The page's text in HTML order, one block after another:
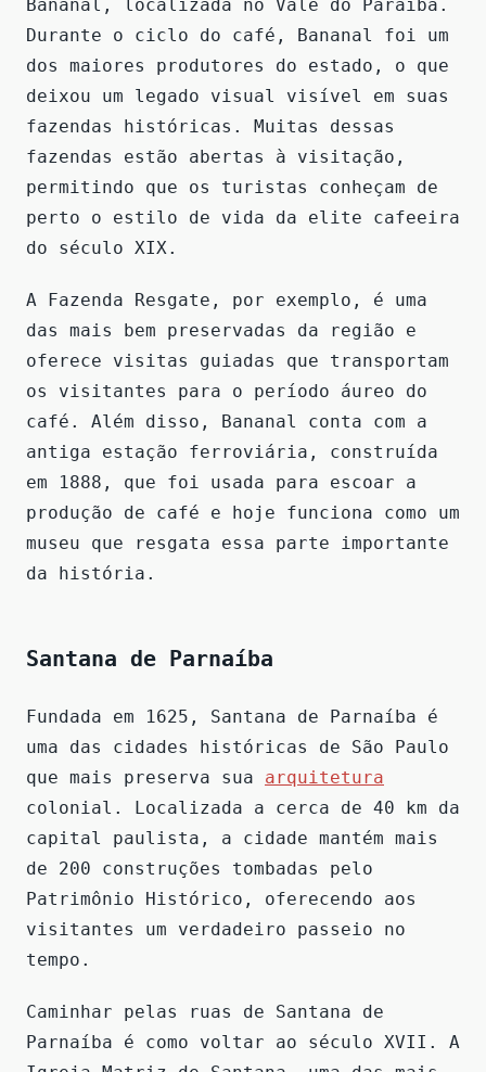
Bananal, localizada no Vale do Paraíba.
Durante o ciclo do café, Bananal foi um
dos maiores produtores do estado, o que
deixou um legado visual visível em suas
fazendas históricas. Muitas dessas
fazendas estão abertas à visitação,
permitindo que os turistas conheçam de
perto o estilo de vida da elite cafeeira
do século XIX.
A Fazenda Resgate, por exemplo, é uma
das mais bem preservadas da região e
oferece visitas guiadas que transportam
os visitantes para o período áureo do
café. Além disso, Bananal conta com a
antiga estação ferroviária, construída
em 1888, que foi usada para escoar a
produção de café e hoje funciona como um
museu que resgata essa parte importante
da história.
Santana de Parnaíba
Fundada em 1625, Santana de Parnaíba é
uma das cidades históricas de São Paulo
que mais preserva sua arquitetura
colonial. Localizada a cerca de 40 km da
capital paulista, a cidade mantém mais
de 200 construções tombadas pelo
Patrimônio Histórico, oferecendo aos
visitantes um verdadeiro passeio no
tempo.
Caminhar pelas ruas de Santana de
Parnaíba é como voltar ao século XVII. A